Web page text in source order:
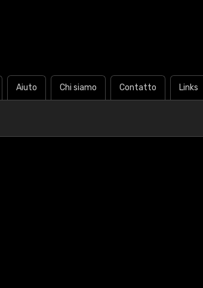
Aiuto Chi siamo Contatto Links